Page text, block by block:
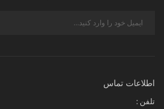
اطلاعات تماس
تلفن :